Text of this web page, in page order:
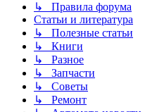
↳ Правила форума
Статьи и литература
↳ Полезные статьи
↳ Книги
↳ Разное
↳ Запчасти
↳ Советы
↳ Ремонт